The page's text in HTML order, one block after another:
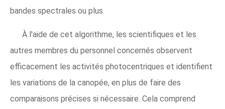
bandes spectrales ou plus.
À l'aide de cet algorithme, les scientifiques et les
autres membres du personnel concernés observent
efficacement les activités photocentriques et identifient
les variations de la canopée, en plus de faire des
comparaisons précises si nécessaire. Cela comprend